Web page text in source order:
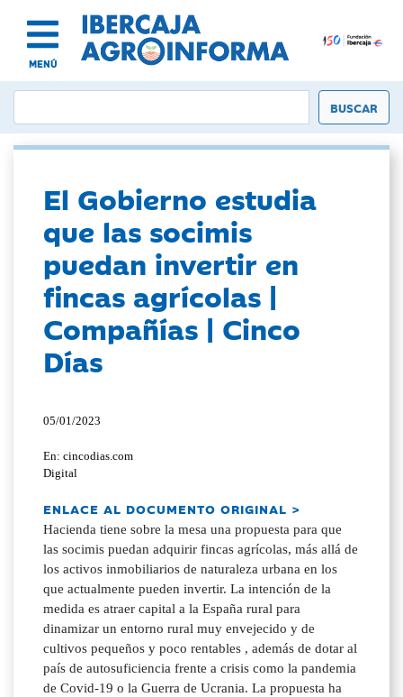
MENÚ
El Gobierno estudia
que las socimis
puedan invertir en
fincas agrícolas |
Compañías | Cinco
Días
05/01/2023
En: cincodias.com
Digital
ENLACE AL DOCUMENTO ORIGINAL >
Hacienda tiene sobre la mesa una propuesta para que
las socimis puedan adquirir fincas agrícolas, más allá de
los activos inmobiliarios de naturaleza urbana en los
que actualmente pueden invertir. La intención de la
medida es atraer capital a la España rural para
dinamizar un entorno rural muy envejecido y de
cultivos pequeños y poco rentables , además de dotar al
país de autosuficiencia frente a crisis como la pandemia
de Covid-19 o la Guerra de Ucrania. La propuesta ha